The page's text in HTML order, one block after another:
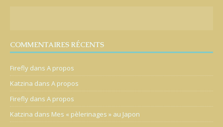
COMMENTAIRES RÉCENTS
Firefly dans A propos
Katzina dans A propos
Firefly dans A propos
Katzina dans Mes « pèlerinages » au Japon